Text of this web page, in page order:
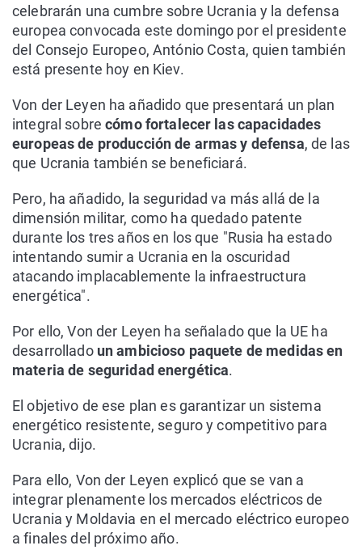
celebrarán una cumbre sobre Ucrania y la defensa
europea convocada este domingo por el presidente
del Consejo Europeo, António Costa, quien también
está presente hoy en Kiev.
Von der Leyen ha añadido que presentará un plan
integral sobrecómo fortalecer las capacidades
europeas de producción de armas y defensa, de las
que Ucrania también se beneficiará.
Pero, ha añadido, la seguridad va más allá de la
dimensión militar, como ha quedado patente
durante los tres años en los que "Rusia ha estado
intentando sumir a Ucrania en la oscuridad
atacando implacablemente la infraestructura
energética".
Por ello, Von der Leyen ha señalado que la UE ha
desarrolladoun ambicioso paquete de medidas en
materia de seguridad energética.
El objetivo de ese plan es garantizar un sistema
energético resistente, seguro y competitivo para
Ucrania, dijo.
Para ello, Von der Leyen explicó que se van a
integrar plenamente los mercados eléctricos de
Ucrania y Moldavia en el mercado eléctrico europeo
a finales del próximo año.